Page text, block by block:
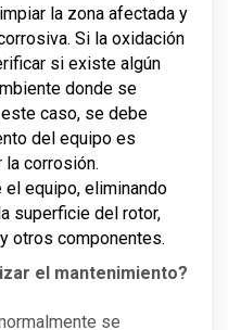
la zona afectada y
Si la oxidación
si existe algún
donde se
caso, se debe
del equipo es
la corrosión.
equipo, eliminando
superficie del rotor,
otros componentes.
el mantenimiento?
se